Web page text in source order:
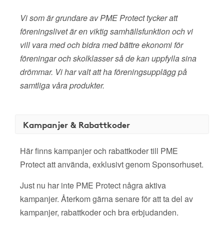
Vi som är grundare av PME Protect tycker att
föreningslivet är en viktig samhällsfunktion och vi
vill vara med och bidra med bättre ekonomi för
föreningar och skolklasser så de kan uppfylla sina
drömmar. Vi har valt att ha föreningsupplägg på
samtliga våra produkter.
Kampanjer & Rabattkoder
Här finns kampanjer och rabattkoder till PME
Protect att använda, exklusivt genom Sponsorhuset.
Just nu har inte PME Protect några aktiva
kampanjer. Återkom gärna senare för att ta del av
kampanjer, rabattkoder och bra erbjudanden.